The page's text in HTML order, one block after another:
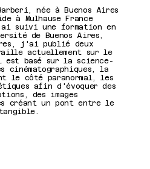
née à Buenos Aires
à Mulhause France
suivi une formation en
de Buenos Aires,
j'ai publié deux
actuellement sur le
est basé sur la science-
la
le côté paranormal, les
afin d'évoquer des
des images
créant un pont entre le